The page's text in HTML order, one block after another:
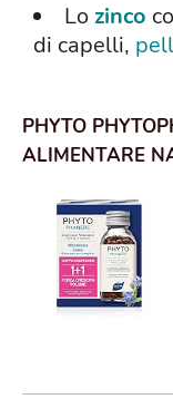
Lo zinco
di capelli,
PHYTO
ALIMENTARE